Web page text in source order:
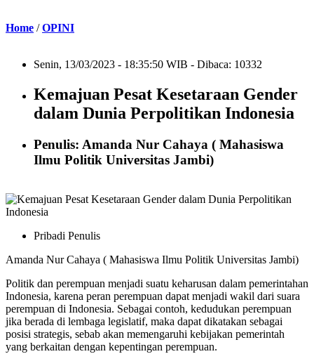
Home /OPINI
Senin, 13/03/2023 - 18:35:50 WIB - Dibaca: 10332
Kemajuan Pesat Kesetaraan Gender
dalam Dunia Perpolitikan Indonesia
Penulis: Amanda Nur Cahaya ( Mahasiswa
Ilmu Politik Universitas Jambi)
Pribadi Penulis
Amanda Nur Cahaya ( Mahasiswa Ilmu Politik Universitas Jambi)
Politik dan perempuan menjadi suatu keharusan dalam pemerintahan
Indonesia, karena peran perempuan dapat menjadi wakil dari suara
perempuan di Indonesia. Sebagai contoh, kedudukan perempuan
jika berada di lembaga legislatif, maka dapat dikatakan sebagai
posisi strategis, sebab akan memengaruhi kebijakan pemerintah
yang berkaitan dengan kepentingan perempuan.